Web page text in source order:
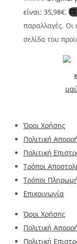
είναι: 35,98€.
παραλλαγές. Οι
σελίδα του
Όροι Χρήσης
Πολιτική
Πολιτική
Τρόποι
Τρόποι
Επικοινωνία
Όροι Χρήσης
Πολιτική
Πολιτική